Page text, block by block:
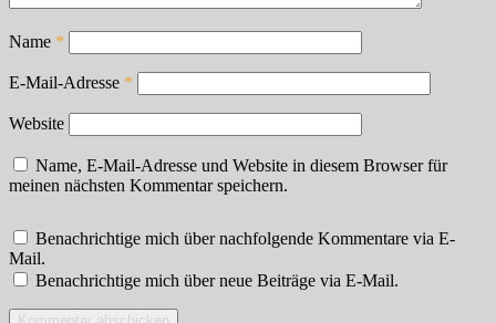
Name *
E-Mail-Adresse *
Website
Name, E-Mail-Adresse und Website in diesem Browser für
meinen nächsten Kommentar speichern.
Benachrichtige mich über nachfolgende Kommentare via E-
Mail.
Benachrichtige mich über neue Beiträge via E-Mail.